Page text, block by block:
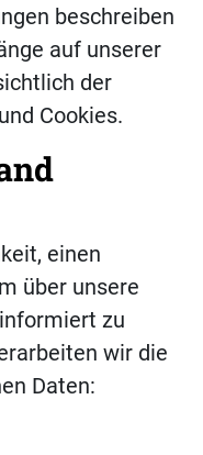
beschreiben
auf unserer
der
Cookies.
einen
über unsere
zu
wir die
Daten: